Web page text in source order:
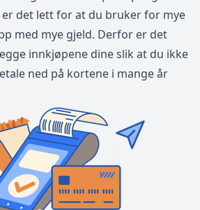
det lett for at du bruker for mye
med mye gjeld. Derfor er det
innkjøpene dine slik at du ikke
ned på kortene i mange år